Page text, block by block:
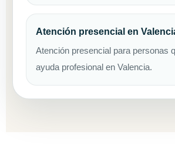
Atención presencial en
Atención presencial para personas
ayuda profesional en Valencia.